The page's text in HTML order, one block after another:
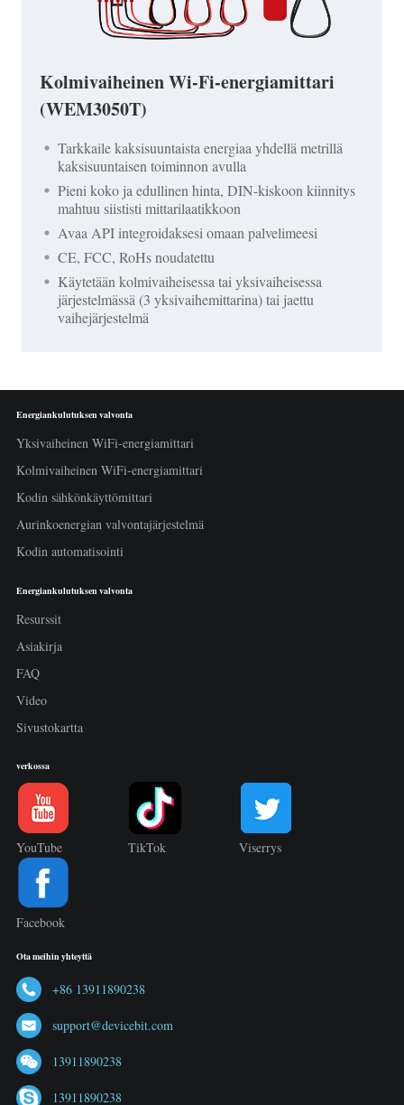
Kolmivaiheinen Wi-Fi-energiamittari
(WEM3050T)
Tarkkaile kaksisuuntaista energiaa yhdellä metrillä
kaksisuuntaisen toiminnon avulla
Pieni koko ja edullinen hinta, DIN-kiskoon kiinnitys
mahtuu siististi mittarilaatikkoon
Avaa API integroidaksesi omaan palvelimeesi
CE, FCC, RoHs noudatettu
Käytetään kolmivaiheisessa tai yksivaiheisessa
järjestelmässä (3 yksivaihemittarina) tai jaettu
vaihejärjestelmä
Energiankulutuksen valvonta
Yksivaiheinen WiFi-energiamittari
Kolmivaiheinen WiFi-energiamittari
Kodin sähkönkäyttömittari
Aurinkoenergian valvontajärjestelmä
Kodin automatisointi
Energiankulutuksen valvonta
Resurssit
Asiakirja
FAQ
Video
Sivustokartta
verkossa
YouTube TikTok Viserrys
Facebook
Ota meihin yhteyttä
+86 13911890238
support@devicebit.com
13911890238
13911890238